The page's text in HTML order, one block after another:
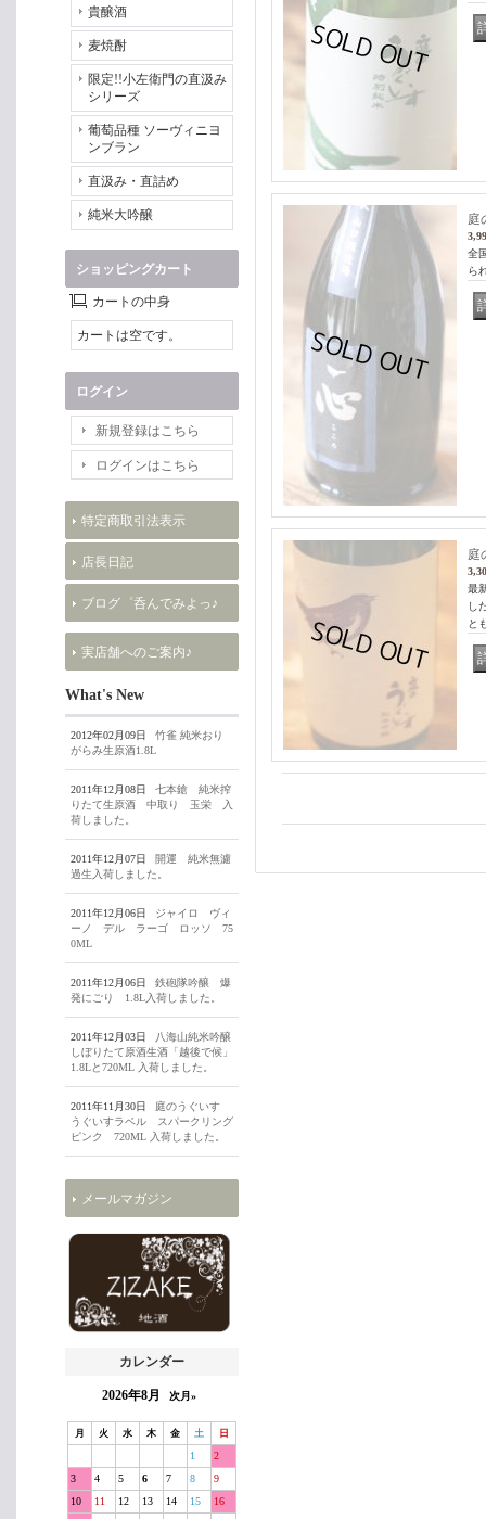
貴醸酒
麦焼酎
限定!!小左衛門の直汲み
シリーズ
葡萄品種 ソーヴィニヨ
ンブラン
直汲み・直詰め
純米大吟醸
ショッピングカート
カートの中身
カートは空です。
ログイン
新規登録はこちら
ログインはこちら
特定商取引法表示
店長日記
ブログ゜呑んでみよっ♪
実店舗へのご案内♪
What's New
2012年02月09日
竹雀 純米おり
がらみ生原酒1.8L
2011年12月08日
七本鎗 純米搾
りたて生原酒 中取り 玉栄 入
荷しました。
2011年12月07日
開運 純米無濾
過生入荷しました。
2011年12月06日
ジャイロ ヴィ
ーノ デル ラーゴ ロッソ 75
0ML
2011年12月06日
鉄砲隊吟醸 爆
発にごり 1.8L入荷しました。
2011年12月03日
八海山純米吟醸
しぼりたて原酒生酒「越後で候」
1.8Lと720ML 入荷しました。
2011年11月30日
庭のうぐいす
うぐいすラベル スパークリング
ピンク 720ML 入荷しました。
メールマガジン
カレンダー
2026年8月 次月»
月 火 水 木 金 土 日
1
2
3
4 5 6 7 8
9
10
11 12 13 14 15
16
庭
全
ら
庭
最
し
と